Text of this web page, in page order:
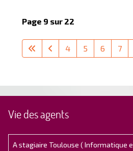
Page 9 sur 22
4 5 6 7
Vie des agents
A stagiaire Toulouse ( Informatique